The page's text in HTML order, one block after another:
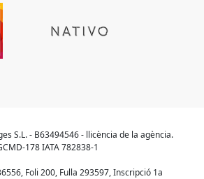
S.L. - B63494546 - llicència de la agència.
178 IATA 782838-1
Foli 200, Fulla 293597, Inscripció 1a